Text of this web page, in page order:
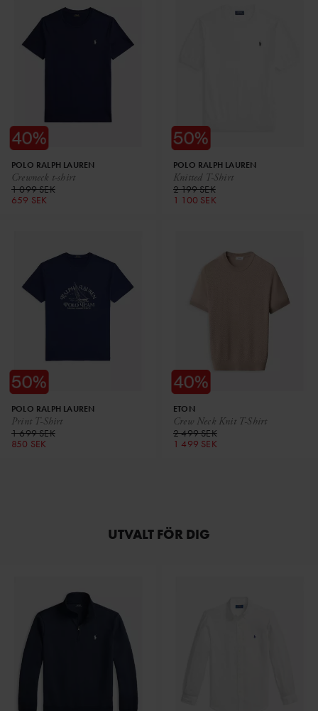
Crewneck t-shirt
POLO RALPH LAUREN
1 099 SEK
659 SEK
Knitted T-Shirt
POLO RALPH LAUREN
2 199 SEK
1 100 SEK
Print T-Shirt
POLO RALPH LAUREN
1 699 SEK
850 SEK
Crew Neck Knit T-Shirt
ETON
2 499 SEK
1 499 SEK
UTVALT FÖR DIG